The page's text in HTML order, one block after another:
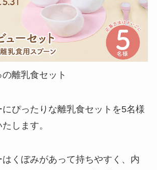
離乳食セット
ぴったりな離乳食セットを5名様
します。
くぼみがあって持ちやすく、内